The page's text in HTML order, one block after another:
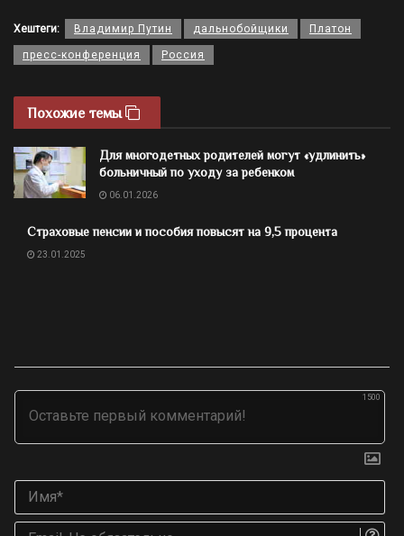
Хештеги: Владимир Путин дальнобойщики Платон
пресс-конференция Россия
Похожие темы
Для многодетных родителей могут «удлинить»
больничный по уходу за ребенком
06.01.2026
Страховые пенсии и пособия повысят на 9,5 процента
23.01.2025
1500